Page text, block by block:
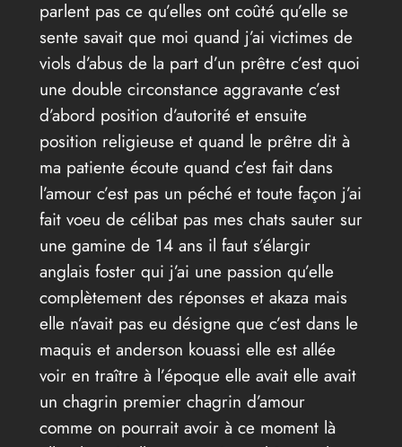
parlent pas ce qu’elles ont coûté qu’elle se
sente savait que moi quand j’ai victimes de
viols d’abus de la part d’un prêtre c’est quoi
une double circonstance aggravante c’est
d’abord position d’autorité et ensuite
position religieuse et quand le prêtre dit à
ma patiente écoute quand c’est fait dans
l’amour c’est pas un péché et toute façon j’ai
fait voeu de célibat pas mes chats sauter sur
une gamine de 14 ans il faut s’élargir
anglais foster qui j’ai une passion qu’elle
complètement des réponses et akaza mais
elle n’avait pas eu désigne que c’est dans le
maquis et anderson kouassi elle est allée
voir en traître à l’époque elle avait elle avait
un chagrin premier chagrin d’amour
comme on pourrait avoir à ce moment là